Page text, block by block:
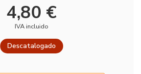
4,80 €
IVA incluido
Descatalogado